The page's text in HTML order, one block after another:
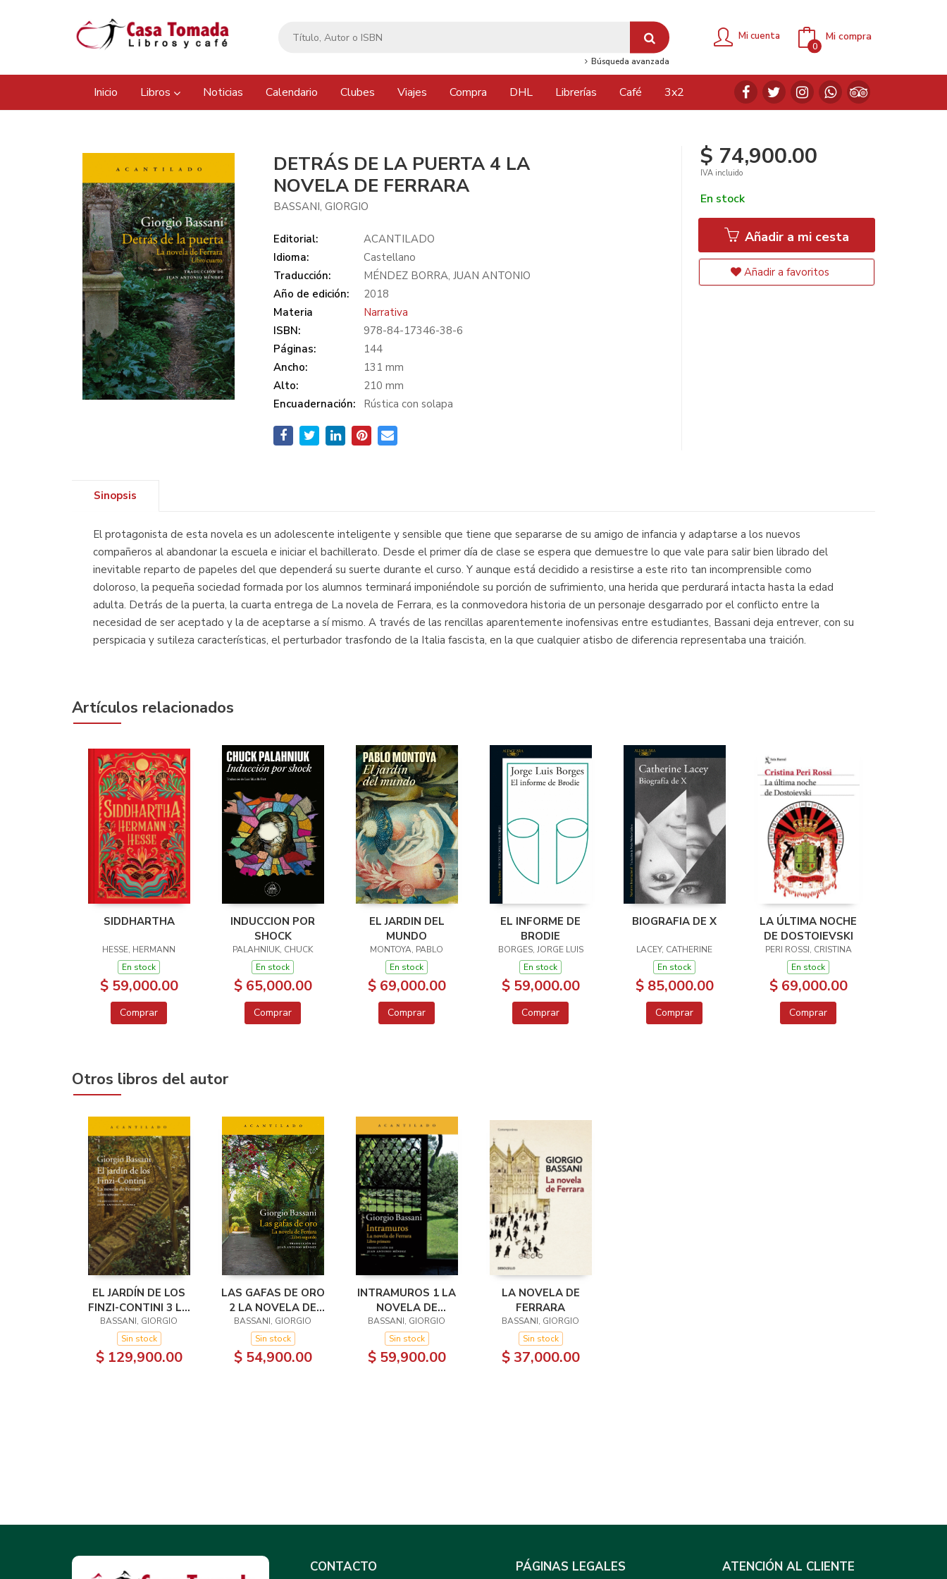
Búsqueda avanzada
Mi cuenta Mi compra
0
Inicio Libros Noticias Calendario Clubes Viajes Compra DHL Librerías Café 3x2
DETRÁS DE LA PUERTA 4 LA
NOVELA DE FERRARA
BASSANI, GIORGIO
Editorial:
ACANTILADO
Idioma:
Castellano
Traducción:
MÉNDEZ BORRA, JUAN ANTONIO
Año de edición:
2018
Materia
Narrativa
ISBN:
978-84-17346-38-6
Páginas:
144
Ancho:
131 mm
Alto:
210 mm
Encuadernación:
Rústica con solapa
$ 74,900.00
IVA incluido
En stock
Añadir a mi cesta
Añadir a favoritos
Sinopsis
El protagonista de esta novela es un adolescente inteligente y sensible que tiene que separarse de su amigo de infancia y adaptarse a los nuevos
compañeros al abandonar la escuela e iniciar el bachillerato. Desde el primer día de clase se espera que demuestre lo que vale para salir bien librado del
inevitable reparto de papeles del que dependerá su suerte durante el curso. Y aunque está decidido a resistirse a este rito tan incomprensible como
doloroso, la pequeña sociedad formada por los alumnos terminará imponiéndole su porción de sufrimiento, una herida que perdurará intacta hasta la edad
adulta. Detrás de la puerta, la cuarta entrega de La novela de Ferrara, es la conmovedora historia de un personaje desgarrado por el conflicto entre la
necesidad de ser aceptado y la de aceptarse a sí mismo. A través de las rencillas aparentemente inofensivas entre estudiantes, Bassani deja entrever, con su
perspicacia y sutileza características, el perturbador trasfondo de la Italia fascista, en la que cualquier atisbo de diferencia representaba una traición.
Artículos relacionados
SIDDHARTHA
HESSE, HERMANN
En stock
$ 59,000.00
Comprar
INDUCCION POR
SHOCK
PALAHNIUK, CHUCK
En stock
$ 65,000.00
Comprar
EL JARDIN DEL
MUNDO
MONTOYA, PABLO
En stock
$ 69,000.00
Comprar
EL INFORME DE
BRODIE
BORGES, JORGE LUIS
En stock
$ 59,000.00
Comprar
BIOGRAFIA DE X
LACEY, CATHERINE
En stock
$ 85,000.00
Comprar
LA ÚLTIMA NOCHE
DE DOSTOIEVSKI
PERI ROSSI, CRISTINA
En stock
$ 69,000.00
Comprar
Otros libros del autor
EL JARDÍN DE LOS
FINZI-CONTINI 3 LA
NOVELA DE
FERRARA
BASSANI, GIORGIO
Sin stock
$ 129,900.00
LAS GAFAS DE ORO
2 LA NOVELA DE
FERRARA
BASSANI, GIORGIO
Sin stock
$ 54,900.00
INTRAMUROS 1 LA
NOVELA DE
FERRARA
BASSANI, GIORGIO
Sin stock
$ 59,900.00
LA NOVELA DE
FERRARA
BASSANI, GIORGIO
Sin stock
$ 37,000.00
CONTACTO PÁGINAS LEGALES ATENCIÓN AL CLIENTE